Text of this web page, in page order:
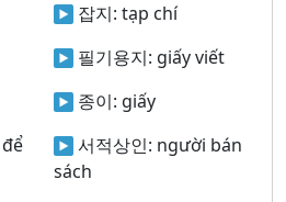
잡지: tạp chí
필기용지: giấy viết
종이: giấy
서적상인: người bán
sách